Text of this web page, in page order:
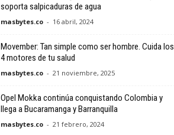
soporta salpicaduras de agua
masbytes.co - 16 abril, 2024
Movember: Tan simple como ser hombre. Cuida los
4 motores de tu salud
masbytes.co - 21 noviembre, 2025
Opel Mokka continúa conquistando Colombia y
llega a Bucaramanga y Barranquilla
masbytes.co - 21 febrero, 2024